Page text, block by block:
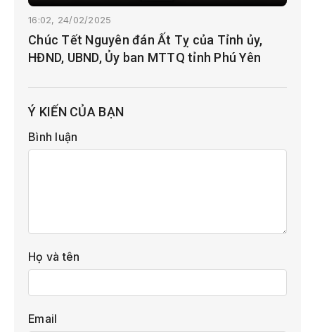
16:02, 24/02/2025
Chúc Tết Nguyên đán Ất Tỵ của Tỉnh ủy,
HĐND, UBND, Ủy ban MTTQ tỉnh Phú Yên
Ý KIẾN CỦA BẠN
Bình luận
Họ và tên
Email